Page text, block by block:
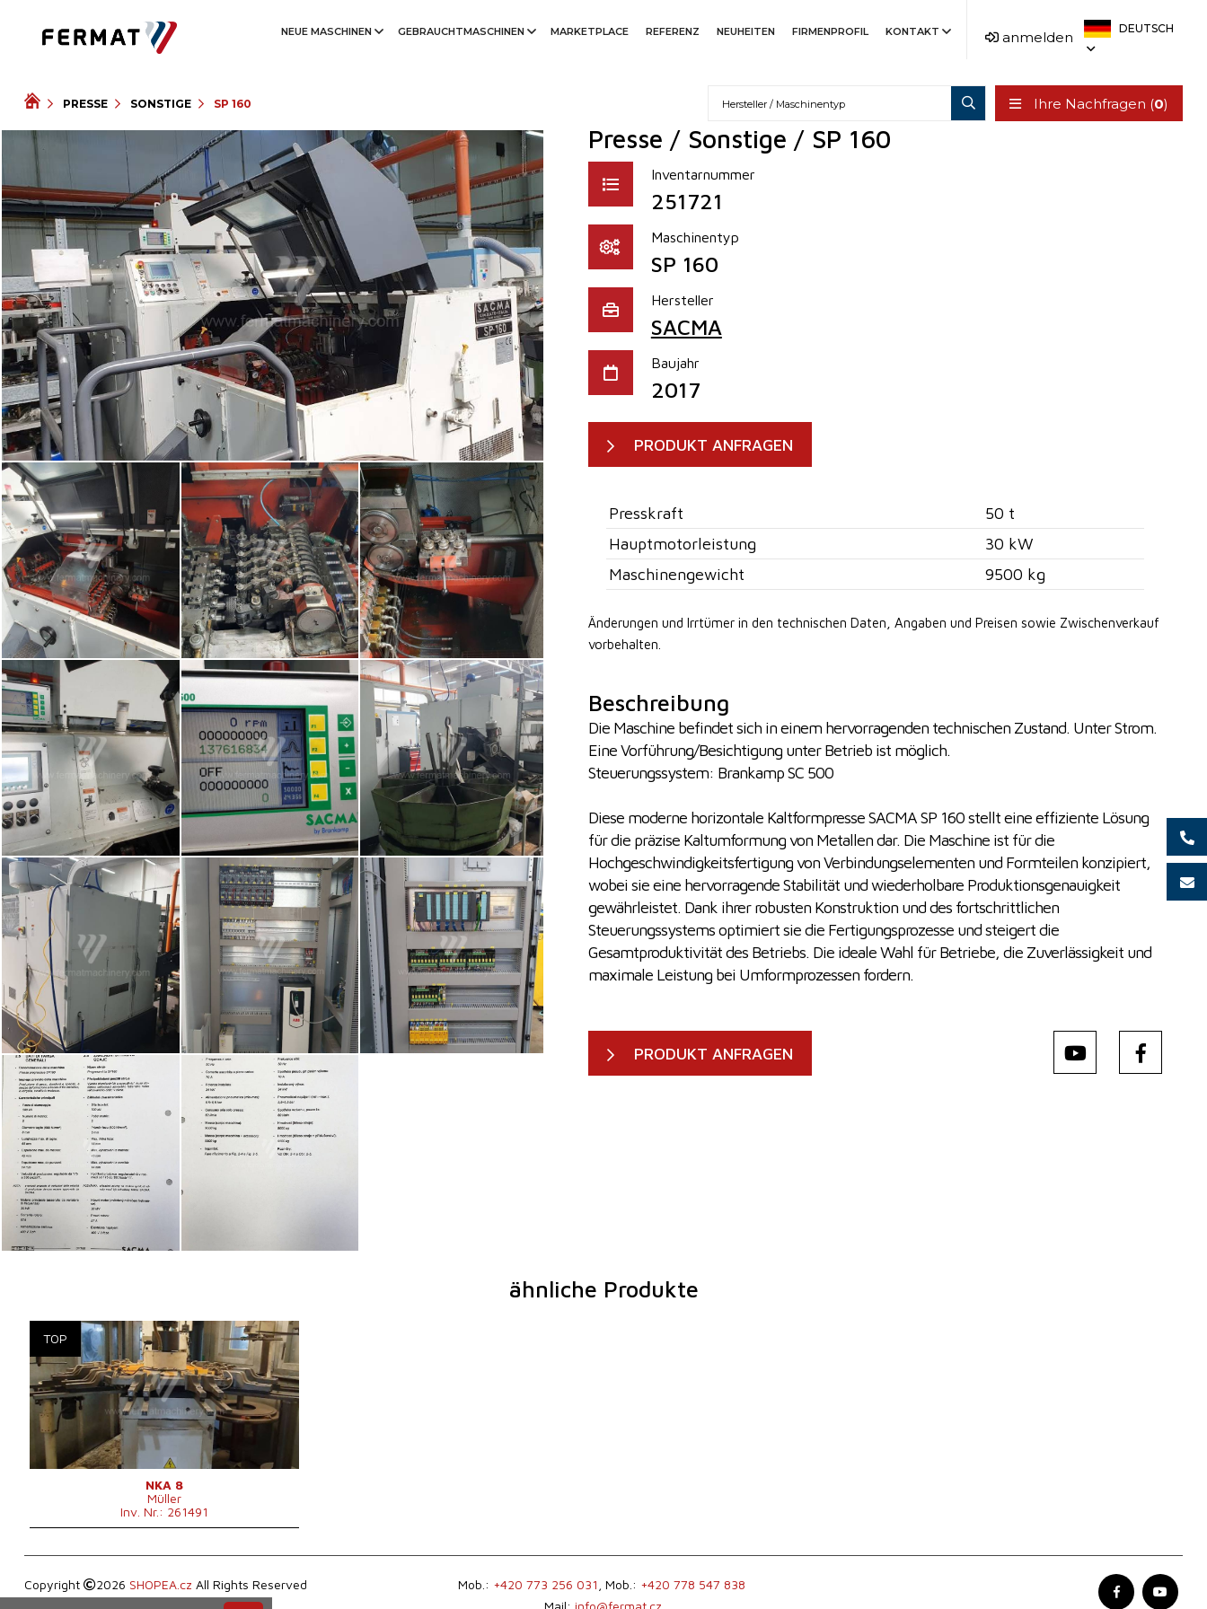
NEUE MASCHINEN GEBRAUCHTMASCHINEN MARKETPLACE REFERENZ NEUHEITEN FIRMENPROFIL KONTAKT anmelden
DEUTSCH
PRESSE SONSTIGE SP 160 Ihre Nachfragen (0)
Presse / Sonstige / SP 160
Inventarnummer
251721
Maschinentyp
SP 160
Hersteller
SACMA
Baujahr
2017
PRODUKT ANFRAGEN
Presskraft
50 t
Hauptmotorleistung
30 kW
Maschinengewicht
9500 kg
Änderungen und Irrtümer in den technischen Daten, Angaben und Preisen sowie Zwischenverkauf
vorbehalten.
Beschreibung
Die Maschine befindet sich in einem hervorragenden technischen Zustand. Unter Strom.
Eine Vorführung/Besichtigung unter Betrieb ist möglich.
Steuerungssystem: Brankamp SC 500
Diese moderne horizontale Kaltformpresse SACMA SP 160 stellt eine effiziente Lösung
für die präzise Kaltumformung von Metallen dar. Die Maschine ist für die
Hochgeschwindigkeitsfertigung von Verbindungselementen und Formteilen konzipiert,
wobei sie eine hervorragende Stabilität und wiederholbare Produktionsgenauigkeit
gewährleistet. Dank ihrer robusten Konstruktion und des fortschrittlichen
Steuerungssystems optimiert sie die Fertigungsprozesse und steigert die
Gesamtproduktivität des Betriebs. Die ideale Wahl für Betriebe, die Zuverlässigkeit und
maximale Leistung bei Umformprozessen fordern.
PRODUKT ANFRAGEN
ähnliche Produkte
Baujahr:
1991
Presskraft
8 t
Max. Blechdicke
1,5 mm
Hubanzahl
400-1300 /min
Stößelhub
20 mm
Stößelverstellung 20 mm
Maschinengewicht
900 kg
Kontrollsystem
ja
Steuerung Siemens
NKA 8
Müller
Inv. Nr.: 261491
Copyright 2026 SHOPEA.cz All Rights Reserved Mob.: +420 773 256 031 , Mob.: +420 778 547 838
Mail: info@fermat.cz